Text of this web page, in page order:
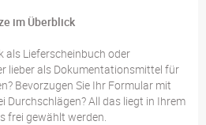
im Überblick
als Lieferscheinbuch oder
lieber als Dokumentationsmittel für
Bevorzugen Sie Ihr Formular mit
Durchschlägen? All das liegt in Ihrem
frei gewählt werden.